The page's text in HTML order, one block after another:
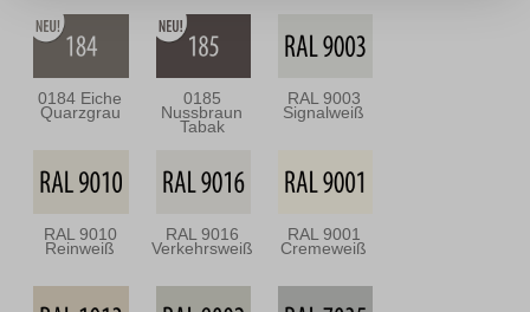
0184 Eiche
Quarzgrau
0185
Nussbraun
Tabak
RAL 9003
Signalweiß
RAL 9010
Reinweiß
RAL 9016
Verkehrsweiß
RAL 9001
Cremeweiß